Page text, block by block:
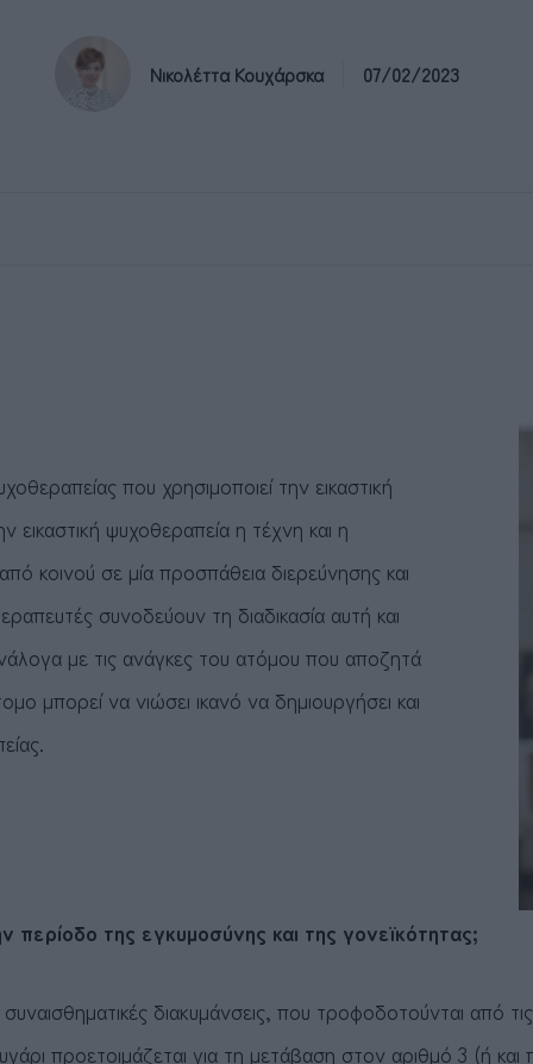
Νικολέττα Κουχάρσκα 07/02/2023
που χρησιμοποιεί την εικαστική
εικαστική ψυχοθεραπεία η τέχνη και η
κοινού σε μία προσπάθεια διερεύνησης και
συνοδεύουν τη διαδικασία αυτή και
με τις ανάγκες του ατόμου που αποζητά
μπορεί να νιώσει ικανό να δημιουργήσει και
περίοδο της εγκυμοσύνης και της γονεϊκότητας;
διακυμάνσεις, που τροφοδοτούνται από
προετοιμάζεται για τη μετάβαση στον αριθμό 3 (ή